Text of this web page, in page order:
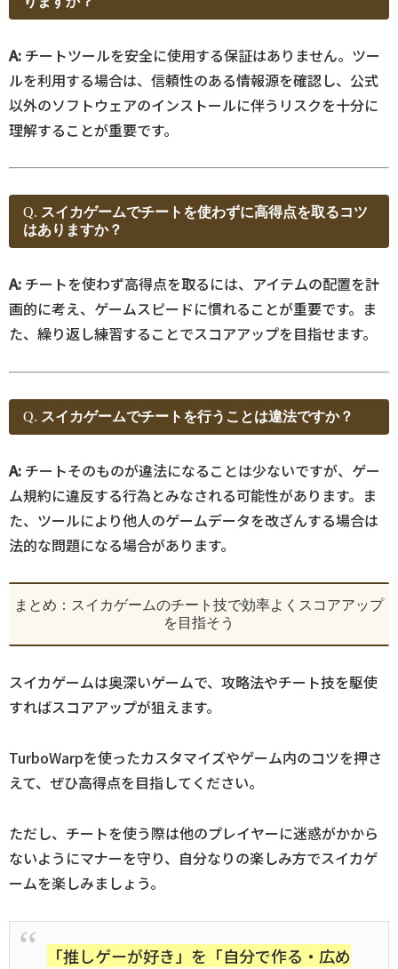
A: チートツールを安全に使用する保証はありません。ツー
ルを利用する場合は、信頼性のある情報源を確認し、公式
以外のソフトウェアのインストールに伴うリスクを十分に
理解することが重要です。
Q. スイカゲームでチートを使わずに高得点を取るコツ
はありますか？
A: チートを使わず高得点を取るには、アイテムの配置を計
画的に考え、ゲームスピードに慣れることが重要です。ま
た、繰り返し練習することでスコアアップを目指せます。
Q. スイカゲームでチートを行うことは違法ですか？
A: チートそのものが違法になることは少ないですが、ゲー
ム規約に違反する行為とみなされる可能性があります。ま
た、ツールにより他人のゲームデータを改ざんする場合は
法的な問題になる場合があります。
まとめ：スイカゲームのチート技で効率よくスコアアップ
を目指そう
スイカゲームは奥深いゲームで、攻略法やチート技を駆使
すればスコアアップが狙えます。
TurboWarpを使ったカスタマイズやゲーム内のコツを押さ
えて、ぜひ高得点を目指してください。
ただし、チートを使う際は他のプレイヤーに迷惑がかから
ないようにマナーを守り、自分なりの楽しみ方でスイカゲ
ームを楽しみましょう。
「推しゲーが好き」を「自分で作る・広め